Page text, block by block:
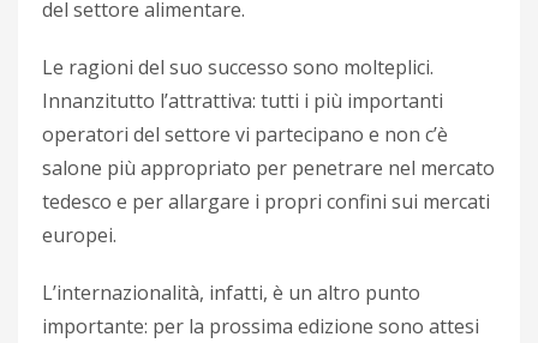
del settore alimentare.
Le ragioni del suo successo sono molteplici.
Innanzitutto l’attrattiva: tutti i più importanti
operatori del settore vi partecipano e non c’è
salone più appropriato per penetrare nel mercato
tedesco e per allargare i propri confini sui mercati
europei.
L’internazionalità, infatti, è un altro punto
importante: per la prossima edizione sono attesi